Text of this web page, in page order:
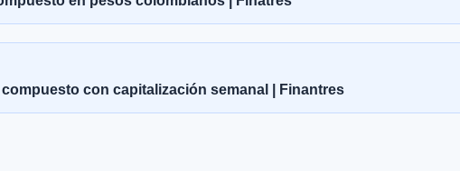
con capitalización semanal | Finantres